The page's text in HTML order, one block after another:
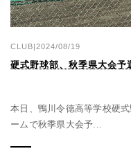
CLUB|2024/08/19
硬式野球部、秋季県大会予
本日、鴨川令徳高等学校硬
ームで秋季県大会予...